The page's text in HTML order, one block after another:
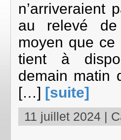
n’arriveraient
au relevé
moyen que
tient à
demain
[…] [suite]
11 juillet 2024 |